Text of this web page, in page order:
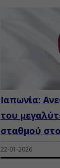
Ιαπωνία:
του
σταθμού
22-01-2026